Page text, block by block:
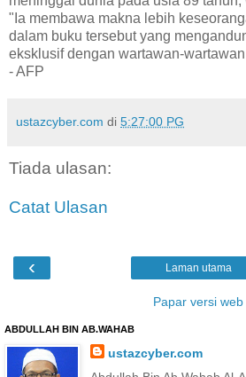
"Ia membawa makna lebih
dalam buku tersebut yang
eksklusif dengan wartawan-
- AFP
ustazcyber.com di 5:27:00 PG
Tiada ulasan:
Catat Ulasan
‹ Laman utama
Papar versi web
ABDULLAH BIN AB.WAHAB
ustazcyber.com